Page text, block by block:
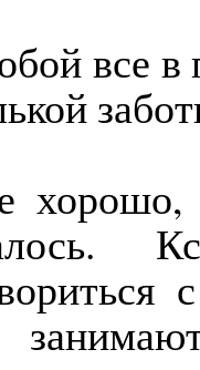
все в
хорошо,